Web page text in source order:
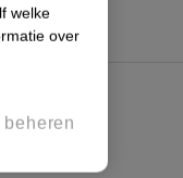
welke
over